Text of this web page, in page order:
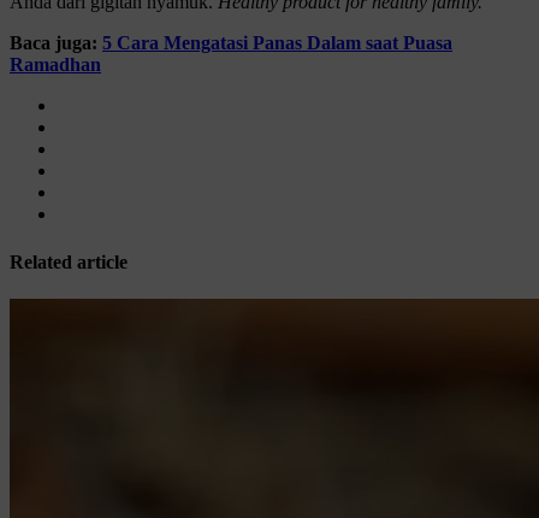
Baca juga: 5 Cara Mengatasi Panas Dalam saat Puasa
Ramadhan
Related article